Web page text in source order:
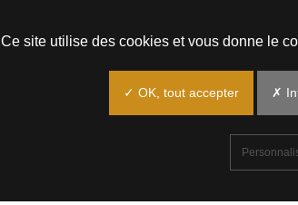
Ce site utilise des cookies et vous donne le
✓ OK, tout accepter ✗